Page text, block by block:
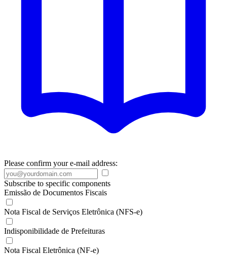
Please confirm your e-mail address:
Subscribe to specific components
Emissão de Documentos Fiscais
Nota Fiscal de Serviços Eletrônica (NFS-e)
Indisponibilidade de Prefeituras
Nota Fiscal Eletrônica (NF-e)